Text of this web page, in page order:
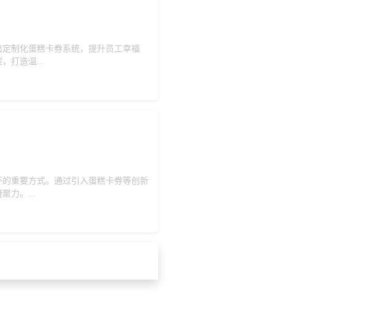
制化蛋糕卡券系统，提升员工幸福
打造温...
重要方式。通过引入蛋糕卡券等创新
力。...